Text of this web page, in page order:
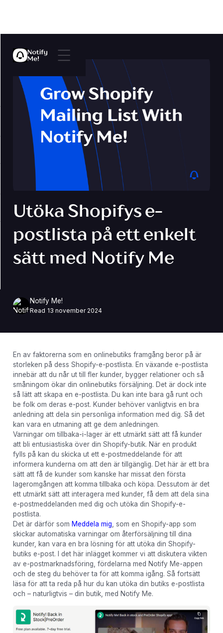
Utöka Shopifys e-
postlista på ett enkelt
sätt med Notify Me
Notify Me!
Read 13 november 2024
En av faktorerna som en onlinebutiks framgång beror på är
storleken på dess Shopify-e-postlista. En växande e-postlista
innebär att du når ut till fler kunder, bygger relationer och så
småningom ökar din onlinebutiks försäljning. Det är dock inte
så lätt att skapa en e-postlista. Du kan inte bara gå runt och
be folk om deras e-post. Kunder behöver vanligtvis en bra
anledning att dela sin personliga information med dig. Så det
kan vara en utmaning att ge dem anledningen.
Varningar om tillbaka-i-lager är ett utmärkt sätt att få kunder
att bli entusiastiska över din Shopify-butik. När en produkt
fylls på kan du skicka ut ett e-postmeddelande för att
informera kunderna om att den är tillgänglig. Det här är ett bra
sätt att få de kunder som kanske har missat den första
lageromgången att komma tillbaka och köpa. Dessutom är det
ett utmärkt sätt att interagera med kunder, få dem att dela sina
e-postmeddelanden med dig och utöka din Shopify-e-
postlista.
Det är därför som Meddela mig , som en Shopify-app som
skickar automatiska varningar om återförsäljning till dina
kunder, kan vara en bra lösning för att utöka din Shopify-
butiks e-post. I det här inlägget kommer vi att diskutera vikten
av e-postmarknadsföring, fördelarna med Notify Me-appen
och de steg du behöver ta för att komma igång. Så fortsätt
läsa för att ta reda på hur du kan utöka din butiks e-postlista
och – naturligtvis – din butik, med Notify Me.